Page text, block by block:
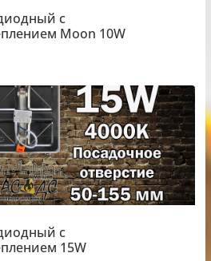
с
Moon 10W
с
15W